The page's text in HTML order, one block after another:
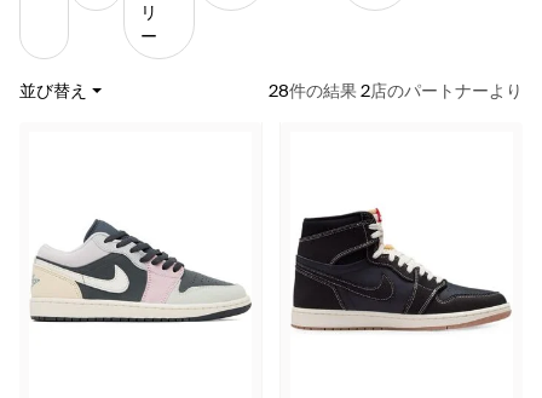
リ
ー
並び替え 28件の結果 2店のパートナーより